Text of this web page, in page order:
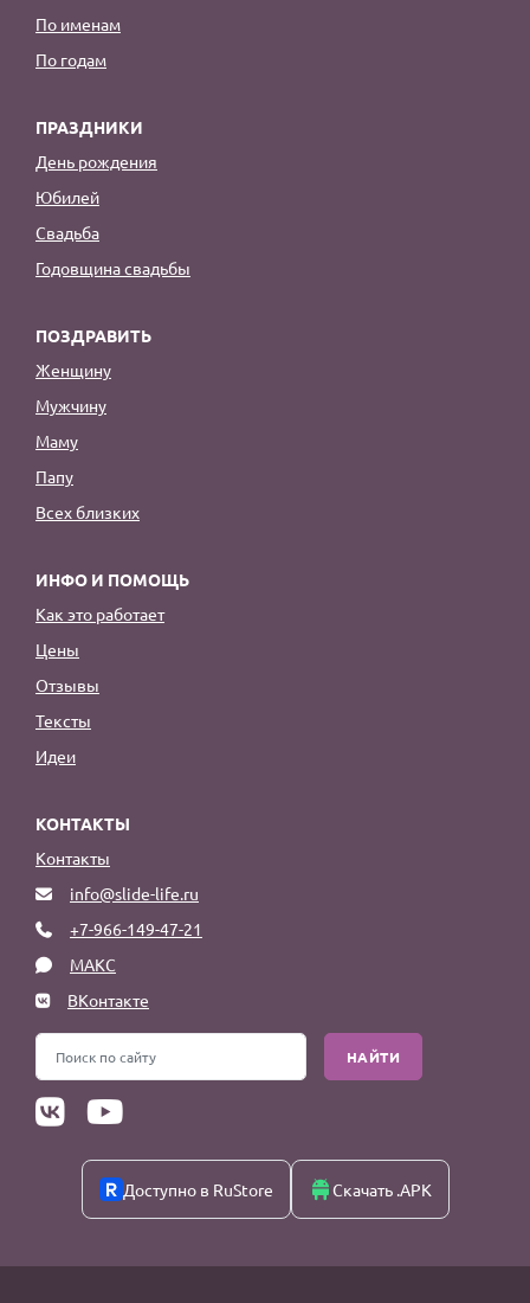
По именам
По годам
ПРАЗДНИКИ
День рождения
Юбилей
Свадьба
Годовщина свадьбы
ПОЗДРАВИТЬ
Женщину
Мужчину
Маму
Папу
Всех близких
ИНФО И ПОМОЩЬ
Как это работает
Цены
Отзывы
Тексты
Идеи
КОНТАКТЫ
Контакты
info@slide-life.ru
+7-966-149-47-21
МАКС
ВКонтакте
НАЙТИ
Доступно в RuStore Скачать .APK